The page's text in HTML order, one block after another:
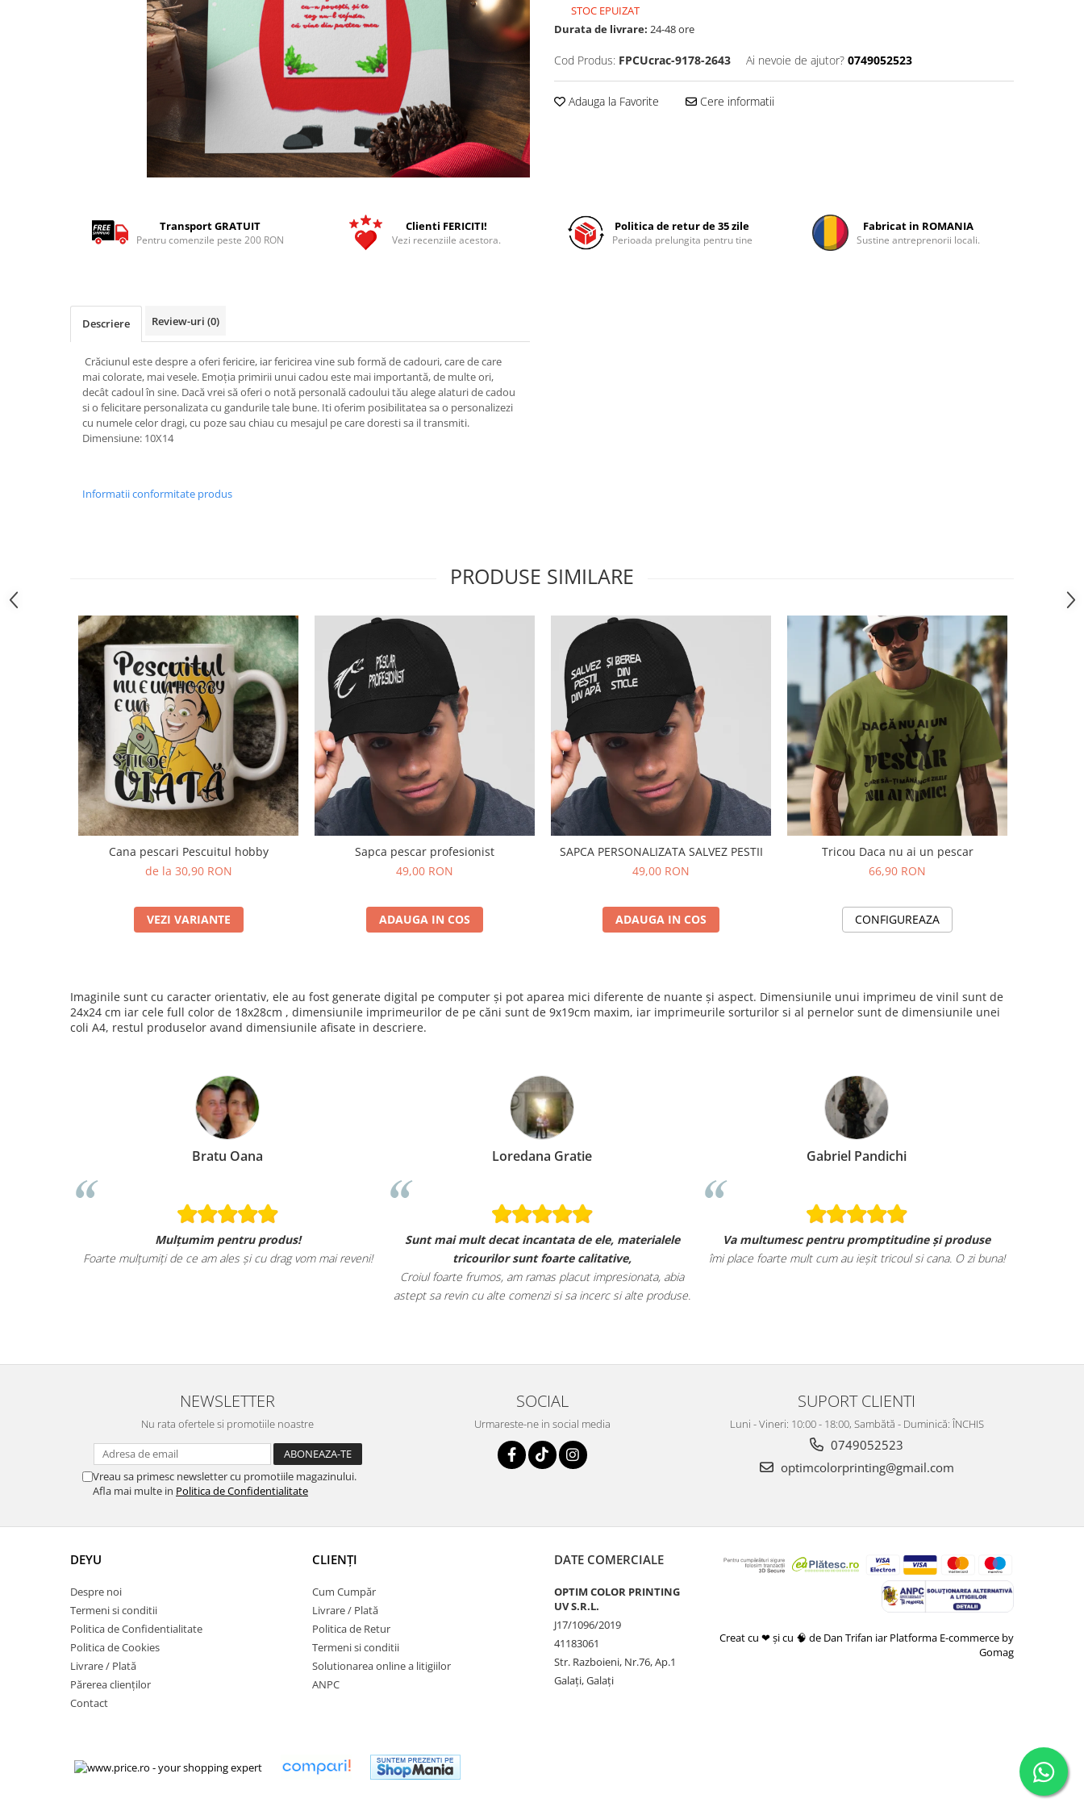
Tricouri Familie
Tricouri Mamici
Tricouri Animalute
Tricouri Gameri
Tricouri Zicale Romanesti
STOC EPUIZAT
Durata de livrare: 24-48 ore
Cod Produs: FPCUcrac-9178-2643 Ai nevoie de ajutor? 0749052523
Adauga la Favorite Cere informatii
Transport GRATUIT
Pentru comenzile peste 200 RON
Clienti FERICITI!
Vezi recenziile acestora.
Politica de retur de 35 zile
Perioada prelungita pentru tine
Fabricat in ROMANIA
Sustine antreprenorii locali.
Descriere Review-uri (0)
Crăciunul este despre a oferi fericire, iar fericirea vine sub formă de cadouri, care de care
mai colorate, mai vesele. Emoția primirii unui cadou este mai importantă, de multe ori,
decât cadoul în sine. Dacă vrei să oferi o notă personală cadoului tău alege alaturi de cadou
si o felicitare personalizata cu gandurile tale bune. Iti oferim posibilitatea sa o personalizezi
cu numele celor dragi, cu poze sau chiau cu mesajul pe care doresti sa il transmiti.
Dimensiune: 10X14
Informatii conformitate produs
PRODUSE SIMILARE
Cana pescari Pescuitul hobby
de la 30,90 RON
VEZI VARIANTE
Sapca pescar profesionist
49,00 RON
ADAUGA IN COS
SAPCA PERSONALIZATA SALVEZ PESTII
49,00 RON
ADAUGA IN COS
Tricou Daca nu ai un pescar
66,90 RON
CONFIGUREAZA
Imaginile sunt cu caracter orientativ, ele au fost generate digital pe computer și pot aparea mici diferente de nuante și aspect. Dimensiunile unui imprimeu de vinil sunt de
24x24 cm iar cele full color de 18x28cm , dimensiunile imprimeurilor de pe căni sunt de 9x19cm maxim, iar imprimeurile sorturilor si al pernelor sunt de dimensiunile unei
coli A4, restul produselor avand dimensiunile afisate in descriere.
Bratu Oana
Mulțumim pentru produs!
Foarte mulțumiți de ce am ales și cu drag vom mai reveni!
Loredana Gratie
Sunt mai mult decat incantata de ele, materialele
tricourilor sunt foarte calitative,
Croiul foarte frumos, am ramas placut impresionata, abia
astept sa revin cu alte comenzi si sa incerc si alte produse.
Gabriel Pandichi
Va multumesc pentru promptitudine și produse
îmi place foarte mult cum au ieșit tricoul si cana. O zi buna!
NEWSLETTER
Nu rata ofertele si promotiile noastre
Vreau sa primesc newsletter cu promotiile magazinului.
Afla mai multe in Politica de Confidentialitate
SOCIAL
Urmareste-ne in social media
SUPORT CLIENTI
Luni - Vineri: 10:00 - 18:00, Sambătă - Duminică: ÎNCHIS
0749052523
optimcolorprinting@gmail.com
DEYU
Despre noi
Termeni si conditii
Politica de Confidentialitate
Politica de Cookies
Livrare / Plată
Părerea clienților
Contact
CLIENȚI
Cum Cumpăr
Livrare / Plată
Politica de Retur
Termeni si conditii
Solutionarea online a litigiilor
ANPC
DATE COMERCIALE
OPTIM COLOR PRINTING
UV S.R.L.
J17/1096/2019
41183061
Str. Razboieni, Nr.76, Ap.1
Galați, Galați
Creat cu ❤ și cu 🧠 de Dan Trifan iar Platforma E-commerce by
Gomag